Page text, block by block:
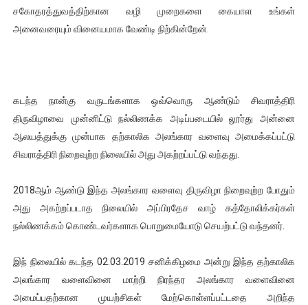
சகோதரத்துவத்திற்கான வழி முறைகளை கையாள உங்கள்
அனைவரையும் வினையமாக வேண்டி நிற்கின்றேன்.
கடந்த நான்கு வருடங்களாக ஒவ்வொரு ஆண்டும் சிவராத்திரி
திருவிழாவை முன்னிட்டு நல்லிணக்க அடிப்படையில் லூர்து அன்னை
ஆலயத்துக்கு முன்பாக தற்காலிக அலங்கார வளைவு அமைக்கப்பட்டு
சிவராத்திரி நிறைவுற்ற நிலையில் அது அகற்றப்பட்டு வந்தது.
2018ஆம் ஆண்டு இந்த அலங்கார வளைவு திருவிழா நிறைவுற்ற போதும்
அது அகற்றப்படாத நிலையில் அப்பிரதேச வாழ் கத்தோலிக்கர்கள்
நல்லிணக்கம் கொண்டவர்களாக பொறுமையோடு செயற்பட்டு வந்தனர்.
இந் நிலையில் கடந்த 02.03.2019 சனிக்கிழமை அன்று இந்த தற்காலிக
அலங்கார வளைவினை மாற்றி நிரந்தர அலங்கார வளைவினை
அமைப்பதற்கான முயற்சிகள் மேற்கொள்ளப்பட்டதை அறிந்த